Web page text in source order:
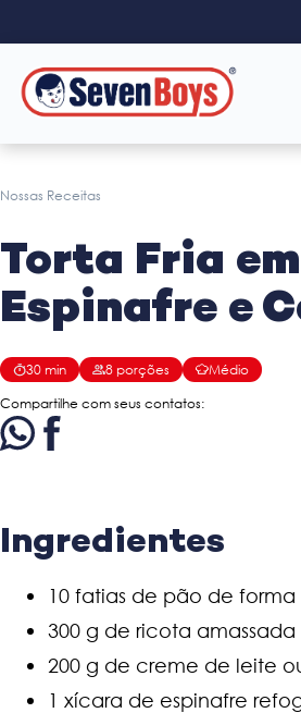
Nossas Receitas
Torta Fria
Espinafre e
30 min 8 porções Médio
Compartilhe com seus contatos:
Ingredientes
10 fatias de pão de
300 g de ricota amassada
200 g de creme de leite
1 xícara de espinafre